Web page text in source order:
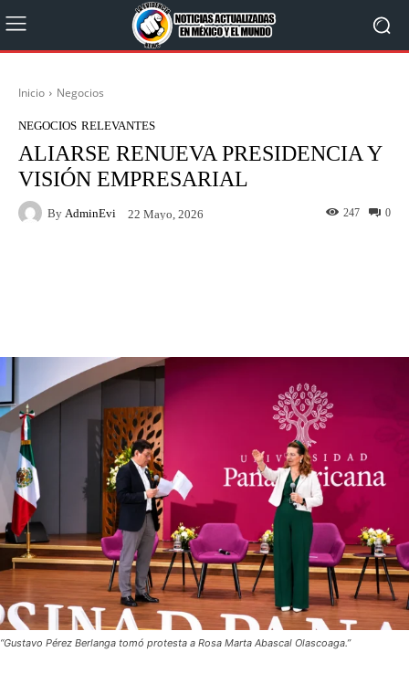
Inicio Negocios
NEGOCIOS RELEVANTES
ALIARSE RENUEVA PRESIDENCIA Y
VISIÓN EMPRESARIAL
By AdminEvi 22 Mayo, 2026 0
247
“Gustavo Pérez Berlanga tomó protesta a Rosa Marta Abascal Olascoaga.”